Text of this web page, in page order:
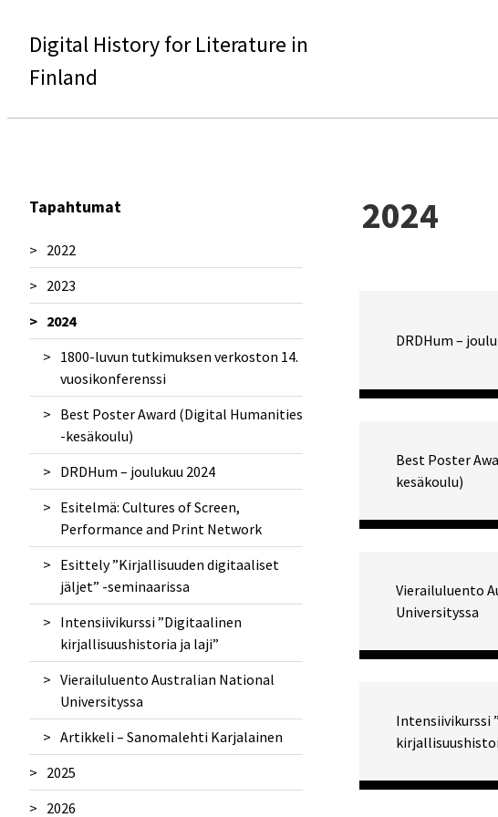
Digital History for Literature in
Finland
Tapahtumat
2022
Sanomalehtisymposiumi 2022
Seminaari: Kirjallisuushistorian
uudistuvat metodit
2023
Esittely Unlocking the Past in the
Digital Age -seminaarissa
Kirjallisuudentutkimuksen päivät
4.-5.5.2023
Konsortion esittely 30.11.2023
Konsortion verkostotapaaminen
Turussa
2024
1800-luvun tutkimuksen verkoston 14.
vuosikonferenssi
Best Poster Award (Digital Humanities
-kesäkoulu)
DRDHum – joulukuu 2024
Esitelmä: Cultures of Screen,
Performance and Print Network
Esittely ”Kirjallisuuden digitaaliset
jäljet” -seminaarissa
Intensiivikurssi ”Digitaalinen
kirjallisuushistoria ja laji”
Vierailuluento Australian National
Universityssa
Artikkeli – Sanomalehti Karjalainen
2025
DARIAH Annual Event 2025
2026
2024
DRDHum –
Best Poster
kesäkoulu)
Vierailuluento
Universityssa
Intensiivikurssi